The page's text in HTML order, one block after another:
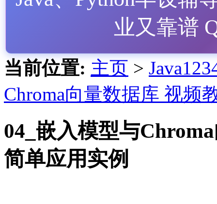
业又靠谱
当前位置: 主页 >
Chroma向量数据库 视频
04_嵌入模型与
简单应用实例